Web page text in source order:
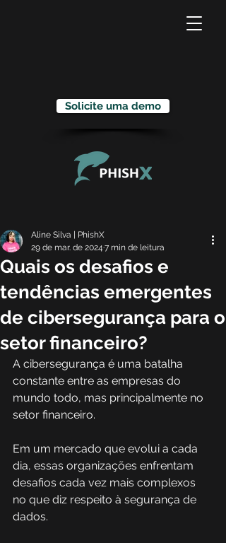
Solicite uma demo
Quais os desafios e
tendências emergentes
de cibersegurança para o
setor financeiro?
Aline Silva | PhishX
29 de mar. de 2024 7 min de leitura
A cibersegurança é uma batalha
constante entre as empresas do
mundo todo, mas principalmente no
setor financeiro.
Em um mercado que evolui a cada
dia, essas organizações enfrentam
desafios cada vez mais complexos
no que diz respeito à segurança de
dados.